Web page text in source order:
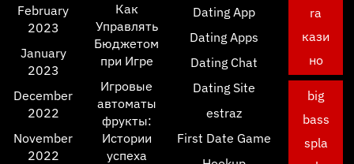
February
2023
January
2023
December
2022
November
2022
Как
Управлять
Бюджетом
при Игре
Игровые
автоматы
фрукты:
Истории
успеха
Dating App
Dating Apps
Dating Chat
Dating Site
estraz
First Date Game
ra
кази
но
big
bass
spla